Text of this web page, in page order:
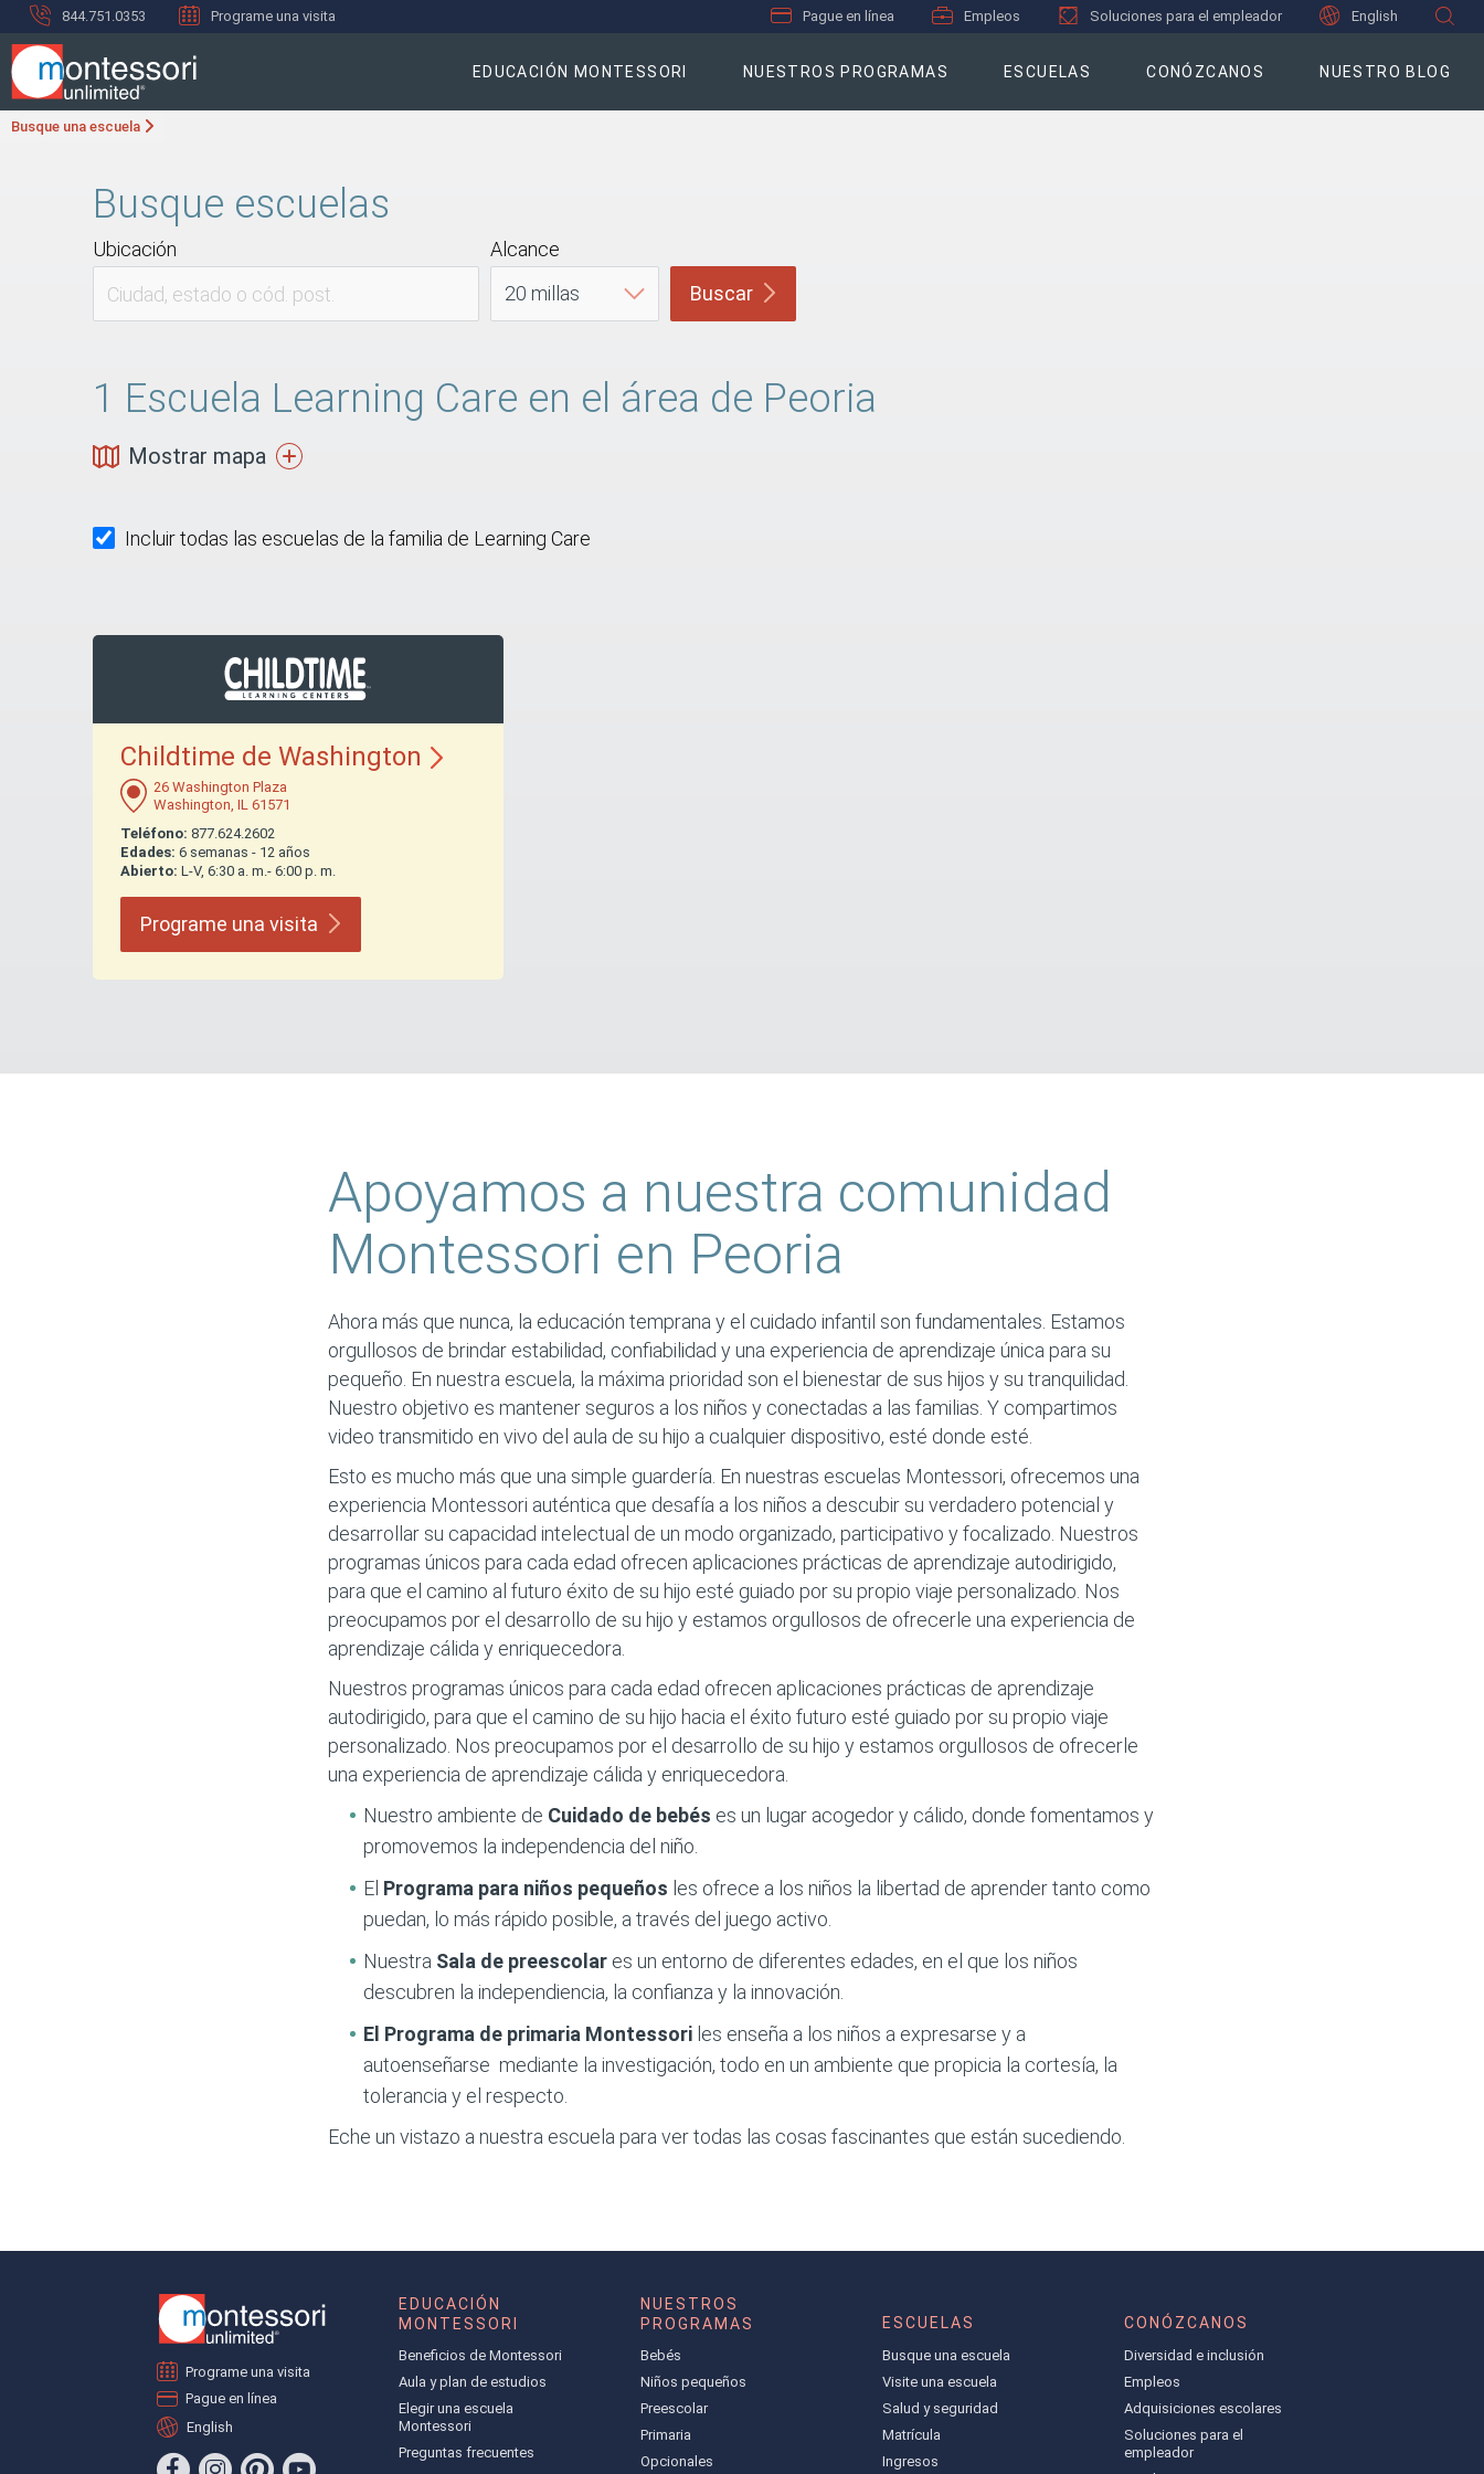
844.751.0353 Programe una visita Pague en línea Empleos Soluciones para el empleador English
EDUCACIÓN MONTESSORI NUESTROS PROGRAMAS ESCUELAS CONÓZCANOS NUESTRO BLOG
Busque una escuela
Busque escuelas
Ubicación
Alcance
Buscar
1 Escuela Learning Care en el área de Peoria
Mostrar mapa
Incluir todas las escuelas de la familia de Learning Care
Childtime de Washington
26 Washington Plaza
Washington, IL 61571
Teléfono: 877.624.2602
Edades: 6 semanas - 12 años
Abierto: L-V, 6:30 a. m.- 6:00 p. m.
Programe una visita
Apoyamos a nuestra comunidad
Montessori en Peoria
Ahora más que nunca, la educación temprana y el cuidado infantil son fundamentales. Estamos
orgullosos de brindar estabilidad, confiabilidad y una experiencia de aprendizaje única para su
pequeño. En nuestra escuela, la máxima prioridad son el bienestar de sus hijos y su tranquilidad.
Nuestro objetivo es mantener seguros a los niños y conectadas a las familias. Y compartimos
video transmitido en vivo del aula de su hijo a cualquier dispositivo, esté donde esté.
Esto es mucho más que una simple guardería. En nuestras escuelas Montessori, ofrecemos una
experiencia Montessori auténtica que desafía a los niños a descubir su verdadero potencial y
desarrollar su capacidad intelectual de un modo organizado, participativo y focalizado. Nuestros
programas únicos para cada edad ofrecen aplicaciones prácticas de aprendizaje autodirigido,
para que el camino al futuro éxito de su hijo esté guiado por su propio viaje personalizado. Nos
preocupamos por el desarrollo de su hijo y estamos orgullosos de ofrecerle una experiencia de
aprendizaje cálida y enriquecedora.
Nuestros programas únicos para cada edad ofrecen aplicaciones prácticas de aprendizaje
autodirigido, para que el camino de su hijo hacia el éxito futuro esté guiado por su propio viaje
personalizado. Nos preocupamos por el desarrollo de su hijo y estamos orgullosos de ofrecerle
una experiencia de aprendizaje cálida y enriquecedora.
Nuestro ambiente de Cuidado de bebés es un lugar acogedor y cálido, donde fomentamos y
promovemos la independencia del niño.
El Programa para niños pequeños les ofrece a los niños la libertad de aprender tanto como
puedan, lo más rápido posible, a través del juego activo.
Nuestra Sala de preescolar es un entorno de diferentes edades, en el que los niños
descubren la independiencia, la confianza y la innovación.
El Programa de primaria Montessori les enseña a los niños a expresarse y a
autoenseñarse mediante la investigación, todo en un ambiente que propicia la cortesía, la
tolerancia y el respecto.
Eche un vistazo a nuestra escuela para ver todas las cosas fascinantes que están sucediendo.
Programe una visita
Pague en línea
English
EDUCACIÓN
MONTESSORI
Beneficios de Montessori
Aula y plan de estudios
Elegir una escuela
Montessori
Preguntas frecuentes
NUESTROS
PROGRAMAS
Bebés
Niños pequeños
Preescolar
Primaria
Opcionales
ESCUELAS
Busque una escuela
Visite una escuela
Salud y seguridad
Matrícula
Ingresos
CONÓZCANOS
Diversidad e inclusión
Empleos
Adquisiciones escolares
Soluciones para el
empleador